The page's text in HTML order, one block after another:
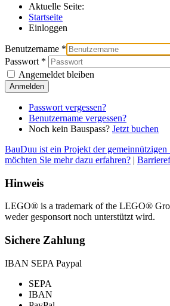
Aktuelle Seite:
Startseite
Einloggen
Benutzername *
Passwort *
Angemeldet bleiben
Anmelden
Passwort vergessen?
Benutzername vergessen?
Noch kein Bauspass? Jetzt buchen
BauDuu ist ein Projekt der
möchten Sie mehr dazu erfahren? |
Hinweis
LEGO® is a trademark of the LEGO®
weder gesponsort noch unterstützt wird.
Sichere Zahlung
IBAN SEPA Paypal
SEPA
IBAN